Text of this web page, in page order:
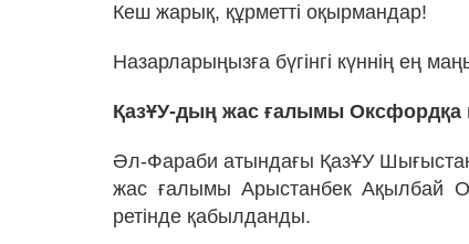
Кеш жарық, құрметті оқырмандар!
Назарларыңызға бүгінгі күннің ең
ҚазҰУ-дың жас ғалымы Оксфордқа
Әл-Фараби атындағы ҚазҰУ
жас ғалымы Арыстанбек Ақылбай
ретінде қабылданды.